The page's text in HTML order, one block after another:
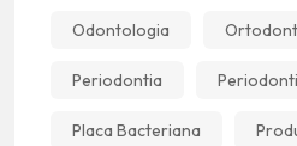
Odontologia
Periodontia
Placa Bacteriana